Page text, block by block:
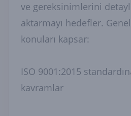
ve gereksinimlerini
aktarmayı hedefler.
konuları kapsar:
ISO 9001:2015
kavramlar